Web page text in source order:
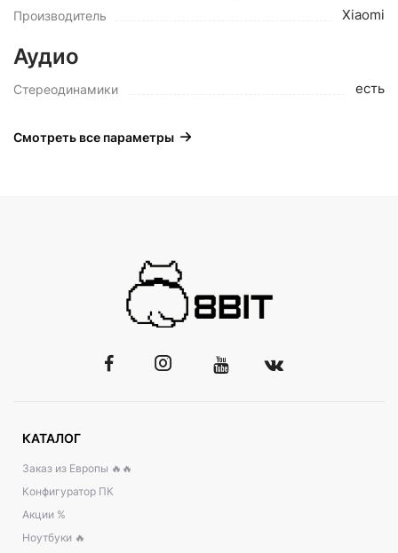
Производитель Xiaomi
Аудио
Стереодинамики есть
Смотреть все параметры
КАТАЛОГ
Заказ из Европы 🔥🔥
Конфигуратор ПК
Акции %
Ноутбуки 🔥